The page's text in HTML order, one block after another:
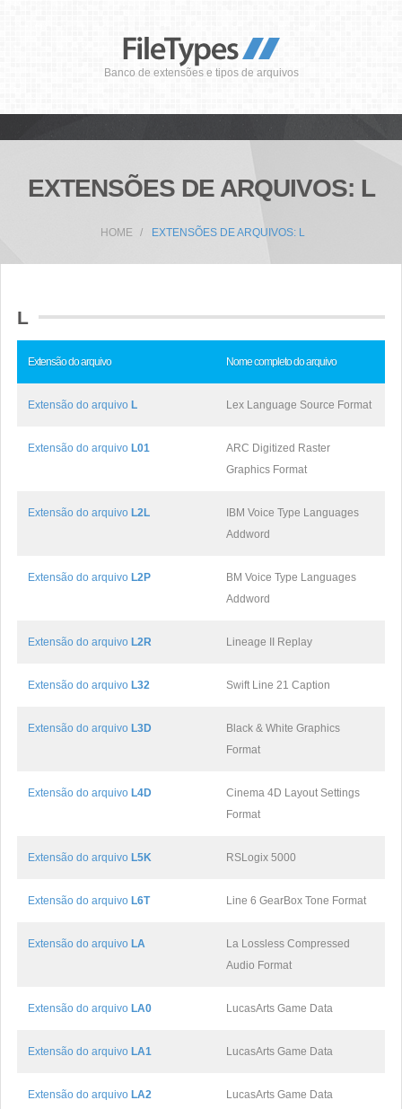
Banco de extensões e tipos de arquivos
EXTENSÕES DE ARQUIVOS: L
HOME EXTENSÕES DE ARQUIVOS: L
L
Extensão do arquivo Nome completo do arquivo
Extensão do arquivo L Lex Language Source Format
Extensão do arquivo L01
ARC Digitized Raster
Graphics Format
Extensão do arquivo L2L
IBM Voice Type Languages
Addword
Extensão do arquivo L2P
BM Voice Type Languages
Addword
Extensão do arquivo L2R Lineage II Replay
Extensão do arquivo L32 Swift Line 21 Caption
Extensão do arquivo L3D
Black & White Graphics
Format
Extensão do arquivo L4D
Cinema 4D Layout Settings
Format
Extensão do arquivo L5K RSLogix 5000
Extensão do arquivo L6T Line 6 GearBox Tone Format
Extensão do arquivo LA
La Lossless Compressed
Audio Format
Extensão do arquivo LA0 LucasArts Game Data
Extensão do arquivo LA1 LucasArts Game Data
Extensão do arquivo LA2 LucasArts Game Data